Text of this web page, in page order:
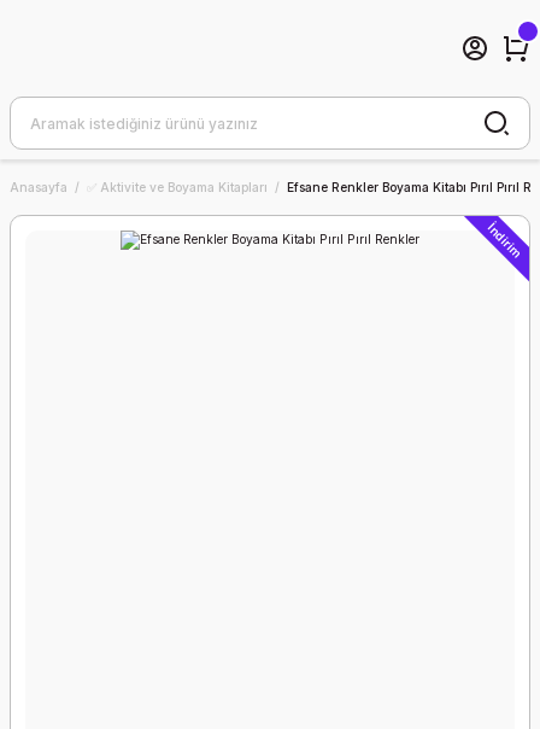
Anasayfa ✅ Aktivite ve Boyama Kitapları Efsane Renkler Boyama Kitabı Pırıl Pırıl
İndirim